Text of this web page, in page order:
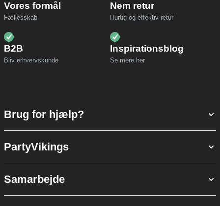
Vores formål
Fællesskab
Nem retur
Hurtig og effektiv retur
B2B
Bliv erhvervskunde
Inspirationsblog
Se mere her
Brug for hjælp?
PartyVikings
Samarbejde